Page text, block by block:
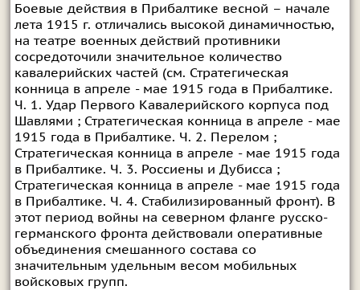
Боевые действия в Прибалтике весной – начале
лета 1915 г. отличались высокой динамичностью,
на театре военных действий противники
сосредоточили значительное количество
кавалерийских частей (см. Стратегическая
конница в апреле - мае 1915 года в Прибалтике.
Ч. 1. Удар Первого Кавалерийского корпуса под
Шавлями ; Стратегическая конница в апреле - мае
1915 года в Прибалтике. Ч. 2. Перелом ;
Стратегическая конница в апреле - мае 1915 года
в Прибалтике. Ч. 3. Россиены и Дубисса ;
Стратегическая конница в апреле - мае 1915 года
в Прибалтике. Ч. 4. Стабилизированный фронт). В
этот период войны на северном фланге русско-
германского фронта действовали оперативные
объединения смешанного состава со
значительным удельным весом мобильных
войсковых групп.